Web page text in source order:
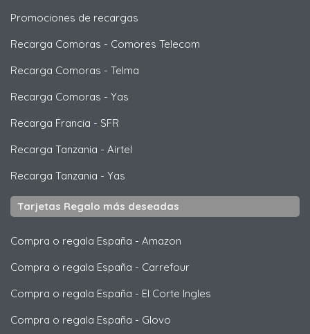
Promociones de recargas
Recarga Comoras - Comores Telecom
Recarga Comoras - Telma
Recarga Comoras - Yas
Recarga Francia - SFR
Recarga Tanzania - Airtel
Recarga Tanzania - Yas
Tarjetas Regalo más deseadas
Compra o regala España - Amazon
Compra o regala España - Carrefour
Compra o regala España - El Corte Ingles
Compra o regala España - Glovo